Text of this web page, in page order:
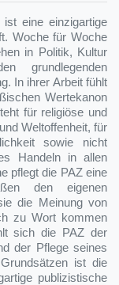
ist eine einzigartige
Woche für Woche
in Politik, Kultur
grundlegenden
In ihrer Arbeit fühlt
Wertekanon
für religiöse und
Weltoffenheit, für
sowie nicht
Handeln in allen
pflegt die PAZ eine
den eigenen
die Meinung von
zu Wort kommen
sich die PAZ der
der Pflege seines
ist die
publizistische